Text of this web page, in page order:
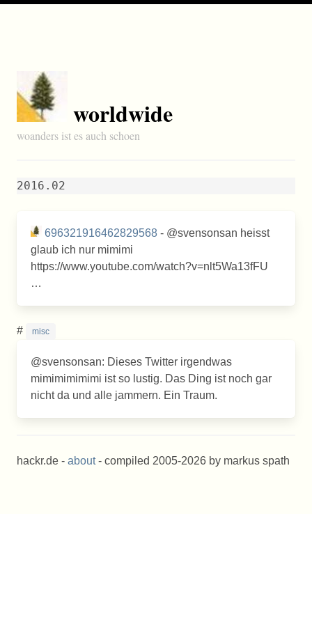
worldwide
woanders ist es auch schoen
2016.02
696321916462829568 - @svensonsan heisst
glaub ich nur mimimi
https://www.youtube.com/watch?v=nlt5Wa13fFU
…
# misc
@svensonsan: Dieses Twitter irgendwas
mimimimimimi ist so lustig. Das Ding ist noch gar
nicht da und alle jammern. Ein Traum.
hackr.de - about- compiled 2005-2026 by markus spath